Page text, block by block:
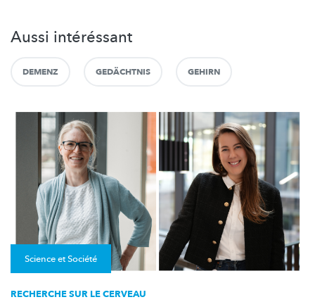
Aussi intéréssant
DEMENZ GEDÄCHTNIS GEHIRN
Science et Société
RECHERCHE SUR LE CERVEAU